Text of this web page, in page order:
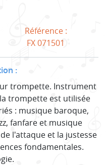
Référence :
FX 071501
:
trompette. Instrument
trompette est utilisée
: musique baroque,
fanfare et musique
l'attaque et la justesse
fondamentales.